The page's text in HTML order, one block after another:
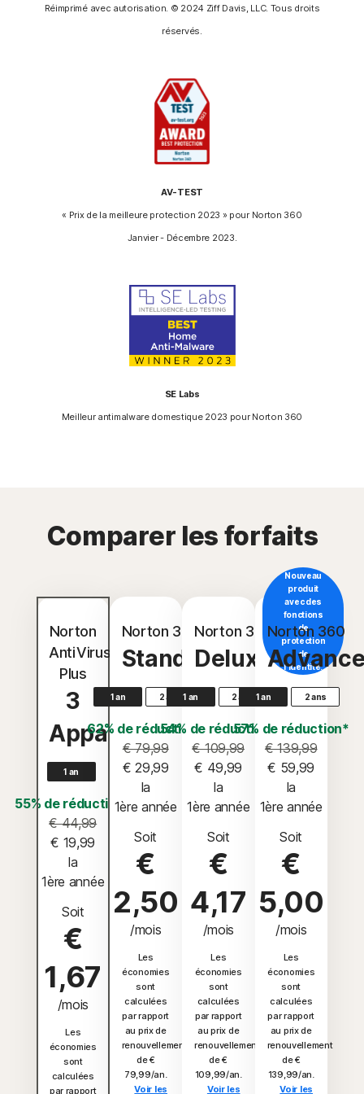
Réimprimé avec autorisation. © 2024 Ziff Davis, LLC. Tous droits
réservés.
AV-TEST
« Prix de la meilleure protection 2023 » pour Norton 360
Janvier - Décembre 2023.
SE Labs
Meilleur antimalware domestique 2023 pour Norton 360
Comparer les forfaits
Norton
AntiVirus
Plus
3
Appareils
1 an
55% de réduction*
€ 44,99
€ 19,99
la
1ère année
Soit
€
1,67
/mois
Les
économies
sont
calculées
par rapport
Norton 360
Standard
1 an 2 ans
62% de réduction*
€ 79,99
€ 29,99
1ère année
Soit
€
2,50
/mois
Les
économies
sont
calculées
par rapport
au prix de
renouvellement
de €
79,99/an.
Voir les
Norton 360
Deluxe
1 an 2 ans
54% de réduction*
€ 109,99
€ 49,99
la
1ère année
Soit
€
4,17
/mois
Les
économies
sont
calculées
par rapport
au prix de
renouvellement
de €
109,99/an.
Voir les
Nouveau
produit
avec des
fonctions
de
protection
de
l'identité.
Norton 360
1 an 2 ans
57% de réduction*
€ 139,99
€ 59,99
1ère année
Soit
€
5,00
/mois
Les
économies
sont
calculées
par rapport
au prix de
renouvellement
de €
139,99/an.
Voir les